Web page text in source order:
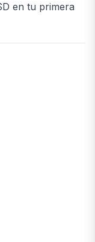
en tu primera